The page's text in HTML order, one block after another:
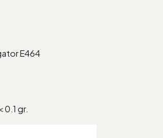
E464
0.1 gr.